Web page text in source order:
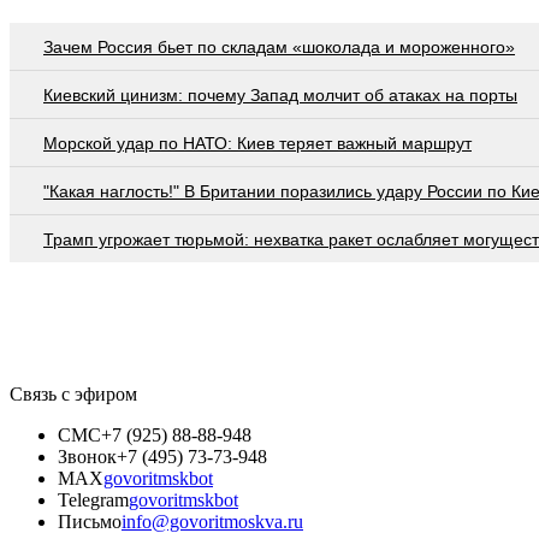
Зачем Россия бьет по складам «шоколада и мороженного»
Киевский цинизм: почему Запад молчит об атаках на порты
Морской удар по НАТО: Киев теряет важный маршрут
"Какая наглость!" В Британии поразились удару России по
Трамп угрожает тюрьмой: нехватка ракет ослабляет
Связь с эфиром
СМС+7 (925) 88-88-948
Звонок+7 (495) 73-73-948
MAXgovoritmskbot
Telegramgovoritmskbot
Письмоinfo@govoritmoskva.ru